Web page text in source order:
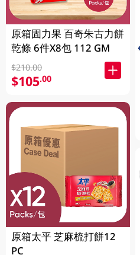
原箱固力果 百奇朱古力餅
乾條 6件X8包 112 GM
$210.00
$105.00
原箱太平 芝麻梳打餅12
PC